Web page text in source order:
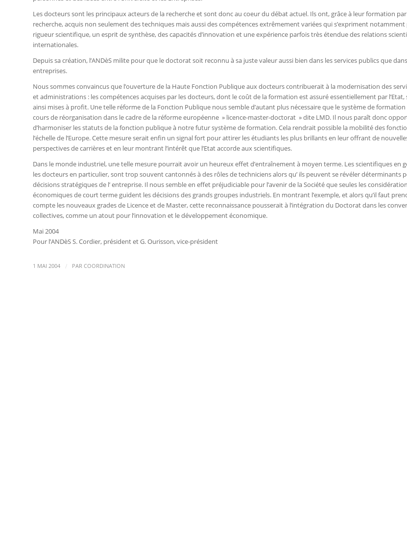
Les docteurs sont les principaux acteurs de la recherche et sont donc au coeur du débat actuel. Ils ont, grâce à leur formation
recherche, acquis non seulement des techniques mais aussi des compétences extrêmement variées qui s’expriment
rigueur scientifique, un esprit de synthèse, des capacités d’innovation et une expérience parfois très étendue des relations
internationales.
Depuis sa création, l’ANDèS milite pour que le doctorat soit reconnu à sa juste valeur aussi bien dans les services publics que
entreprises.
Nous sommes convaincus que l’ouverture de la Haute Fonction Publique aux docteurs contribuerait à la modernisation des
et administrations : les compétences acquises par les docteurs, dont le coût de la formation est assuré essentiellement par l’Etat,
ainsi mises à profit. Une telle réforme de la Fonction Publique nous semble d’autant plus nécessaire que le système de formation
cours de réorganisation dans le cadre de la réforme européenne » licence-master-doctorat » dite LMD. Il nous paraît donc
d’harmoniser les statuts de la fonction publique à notre futur système de formation. Cela rendrait possible la mobilité des
l’échelle de l’Europe. Cette mesure serait enfin un signal fort pour attirer les étudiants les plus brillants en leur offrant de
perspectives de carrières et en leur montrant l’intérêt que l’Etat accorde aux scientifiques.
Dans le monde industriel, une telle mesure pourrait avoir un heureux effet d’entraînement à moyen terme. Les scientifiques en
les docteurs en particulier, sont trop souvent cantonnés à des rôles de techniciens alors qu’ ils peuvent se révéler déterminants
décisions stratégiques de l’ entreprise. Il nous semble en effet préjudiciable pour l’avenir de la Société que seules les
économiques de court terme guident les décisions des grands groupes industriels. En montrant l’exemple, et alors qu’il faut
compte les nouveaux grades de Licence et de Master, cette reconnaissance pousserait à l’intégration du Doctorat dans les
collectives, comme un atout pour l’innovation et le développement économique.
Mai 2004
Pour l’ANDèS S. Cordier, président et G. Ourisson, vice-président
1 MAI 2004 / PAR COORDINATION